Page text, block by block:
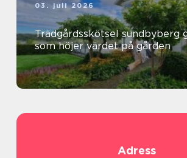
03. juli 2026
Trädgårdsskötsel sundbyberg grönska
som höjer värdet på gården
Adress